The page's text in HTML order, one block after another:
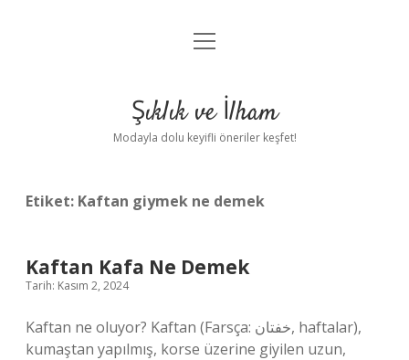
Anasayfa
Yasal Uyarı
menüyü
Şıklık ve İlham
Modayla dolu keyifli öneriler keşfet!
Etiket: Kaftan giymek ne demek
Kaftan Kafa Ne Demek
Tarih: Kasım 2, 2024
Kaftan ne oluyor? Kaftan (Farsça: خفتان, haftalar),
kumaştan yapılmış, korse üzerine giyilen uzun,